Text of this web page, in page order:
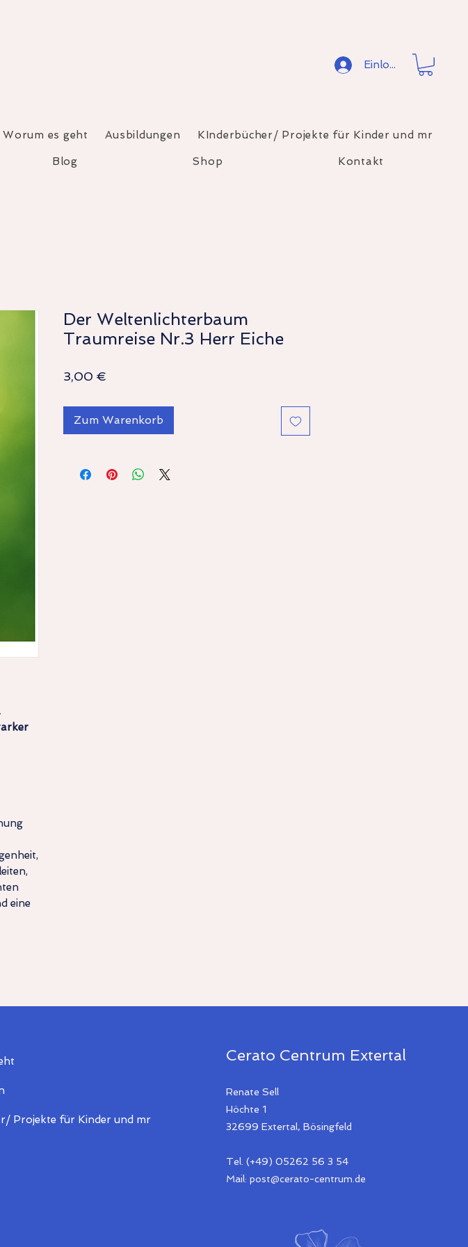
Einloggen
Worum es geht Ausbildungen KInderbücher/ Projekte für Kinder und mr
Blog Shop Kontakt
eine
Der Weltenlichterbaum
Traumreise Nr.3 Herr Eiche
3,00 €
Zum Warenkorb
Projekte für Kinder und mr
Cerato Centrum Extertal
Renate Sell
Höchte 1
32699 Extertal, Bösingfeld
Tel. (+49) 05262 56 3 54
Mail:post@cerato-centrum.de